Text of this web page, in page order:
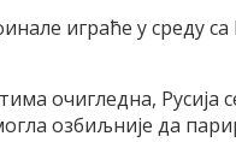
играће у среду
очигледна, Русиjа
озбиљниjе да